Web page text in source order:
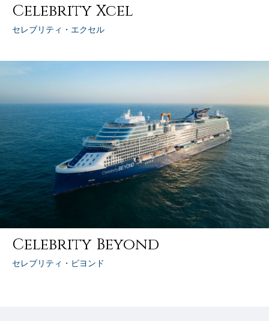
Celebrity Xcel
セレブリティ・エクセル
Celebrity Beyond
セレブリティ・ビヨンド